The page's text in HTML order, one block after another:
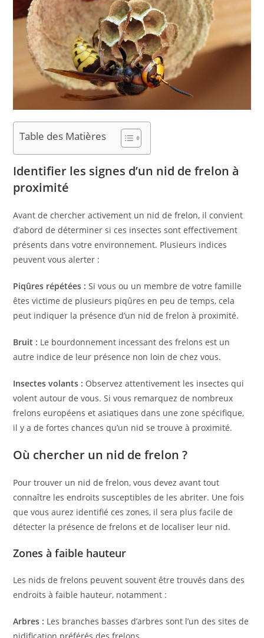
Table des Matières
Identifier les signes d’un nid de frelon à
proximité
Avant de chercher activement un nid de frelon, il convient
d’abord de déterminer si ces insectes sont effectivement
présents dans votre environnement. Plusieurs indices
peuvent vous alerter :
Piqûres répétées : Si vous ou un membre de votre famille
êtes victime de plusieurs piqûres en peu de temps, cela
peut indiquer la présence d’un nid de frelon à proximité.
Bruit : Le bourdonnement incessant des frelons est un
autre indice de leur présence non loin de chez vous.
Insectes volants : Observez attentivement les insectes qui
volent autour de vous. Si vous remarquez de nombreux
frelons européens et asiatiques dans une zone spécifique,
il y a de fortes chances qu’un nid se trouve à proximité.
Où chercher un nid de frelon ?
Pour trouver un nid de frelon, vous devez avant tout
connaître les endroits susceptibles de les abriter. Une fois
que vous aurez identifié ces zones, il sera plus facile de
détecter la présence de frelons et de localiser leur nid.
Zones à faible hauteur
Les nids de frelons peuvent souvent être trouvés dans des
endroits à faible hauteur, notamment :
Arbres : Les branches basses d’arbres sont l’un des sites de